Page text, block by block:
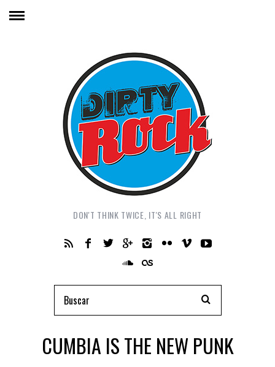
DON'T THINK TWICE, IT'S ALL RIGHT
CUMBIA IS THE NEW PUNK